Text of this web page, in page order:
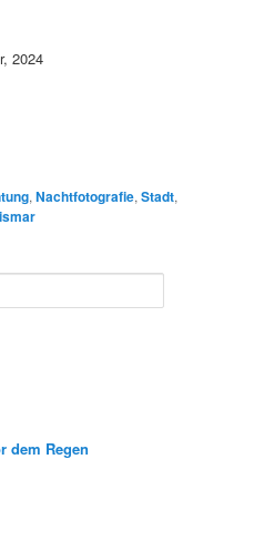
2024
,Nachtfotografie,Stadt,
dem Regen